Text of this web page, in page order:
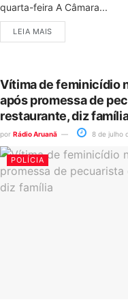
quarta-feira A Câmara...
LEIA MAIS
Vítima de feminicídio
após promessa de
restaurante, diz
por Rádio Aruanã 8 de julho
POLÍCIA